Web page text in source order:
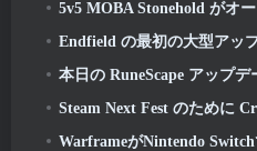
5v5 MOBA Stonehold がオ
Endfield の最初の大型アップデート
本日の RuneScape アップデートにより、MMORPG
Steam Next Fest のために Crystalfall を
WarframeがNintendo Switchで発売へ 2 次のメジャ